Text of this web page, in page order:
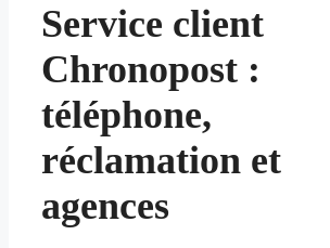
Service client
Chronopost :
téléphone,
réclamation et
agences